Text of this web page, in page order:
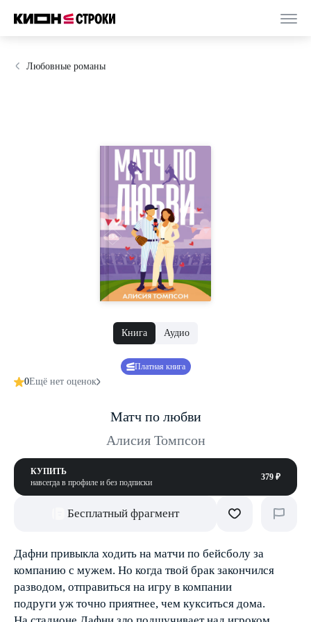
Любовные романы
Книга Аудио
Платная книга
0Ещё нет оценок
Матч по любви
Алисия Томпсон
КУПИТЬ
навсегда в профиле и без подписки
379 ₽
Бесплатный фрагмент
Дафни привыкла ходить на матчи по бейсболу за
компанию с мужем. Но когда твой брак закончился
разводом, отправиться на игру в компании
подруги уж точно приятнее, чем кукситься дома.